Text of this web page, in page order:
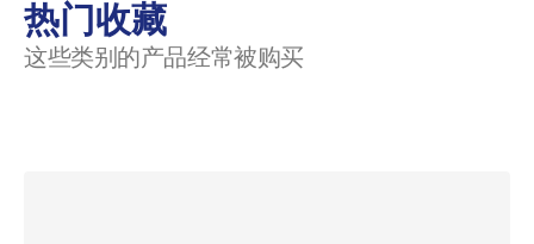
热门收藏
这些类别的产品经常被购买